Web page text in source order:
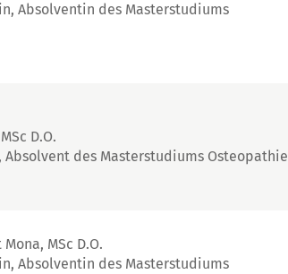
Absolventin des Masterstudiums
D.O.
Absolvent des Masterstudiums Osteopathie
MSc D.O.
Absolventin des Masterstudiums